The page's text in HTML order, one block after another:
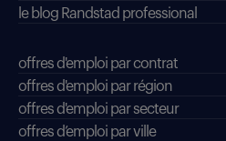
le blog Randstad professional
offres d'emploi par contrat
offres d'emploi par région
offres d'emploi par secteur
offres d’emploi par ville